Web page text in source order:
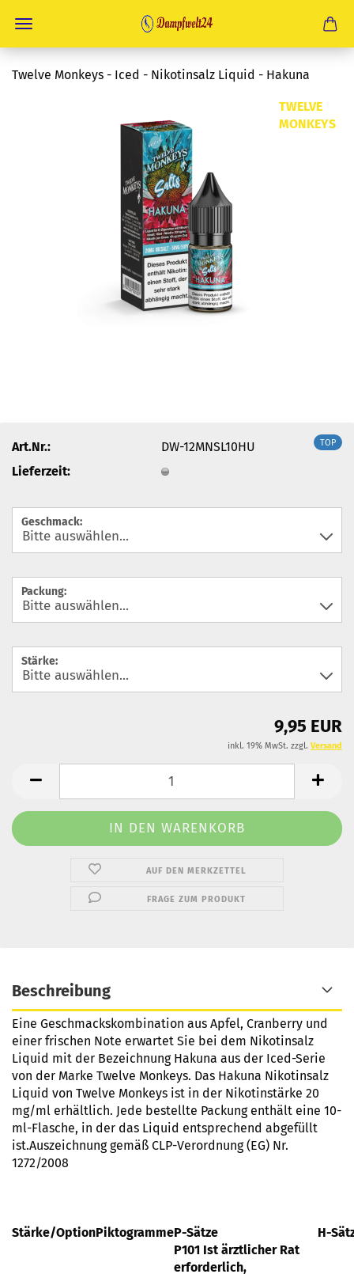
Twelve Monkeys - Iced - Nikotinsalz Liquid - Hakuna
TWELVE
MONKEYS
TOP
Art.Nr.:
DW-12MNSL10HU
Lieferzeit:
Geschmack:
Packung:
Stärke:
9,95 EUR
inkl. 19% MwSt. zzgl. Versand
AUF DEN MERKZETTEL
FRAGE ZUM PRODUKT
Beschreibung
Eine Geschmackskombination aus Apfel, Cranberry und
einer frischen Note erwartet Sie bei dem Nikotinsalz
Liquid mit der Bezeichnung Hakuna aus der Iced-Serie
von der Marke Twelve Monkeys. Das Hakuna Nikotinsalz
Liquid von Twelve Monkeys ist in der Nikotinstärke 20
mg/ml erhältlich. Jede bestellte Packung enthält eine 10-
ml-Flasche, in der das Liquid entsprechend abgefüllt
ist.Auszeichnung gemäß CLP-Verordnung (EG) Nr.
1272/2008
Stärke/OptionPiktogrammeP-Sätze H-
P101 Ist ärztlicher Rat
erforderlich,